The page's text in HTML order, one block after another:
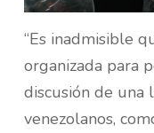
“Es inadmisible
organizada para
discusión de una
venezolanos,